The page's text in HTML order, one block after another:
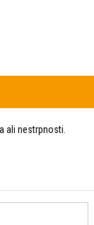
ali nestrpnosti.